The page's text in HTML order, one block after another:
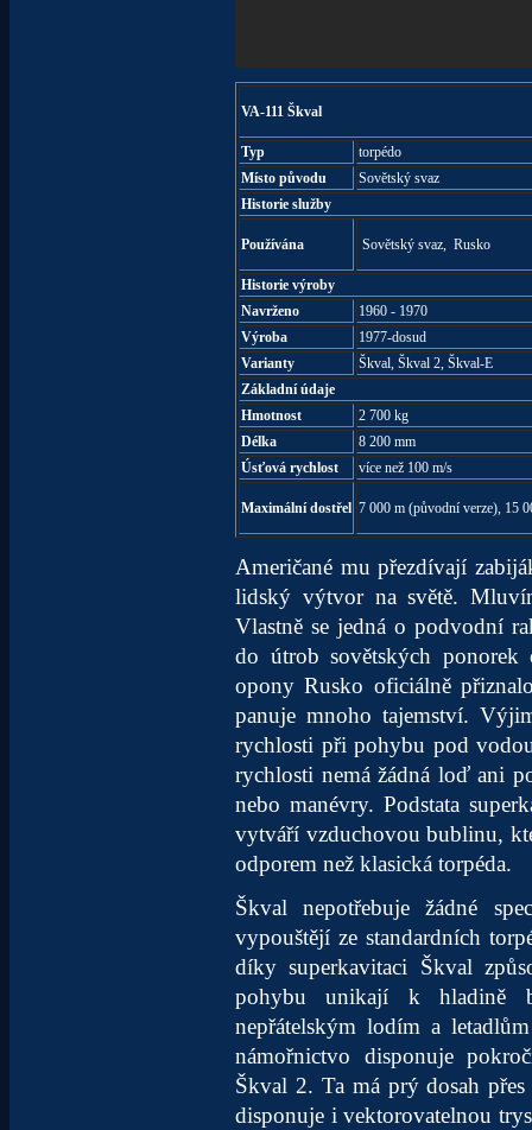
VA-111 Škval
Typ
torpédo
Místo původu
Sovětský svaz
Historie služby
Používána Sovětský svaz, Rusko
Historie výroby
Navrženo
1960 - 1970
Výroba
1977-dosud
Varianty
Škval, Škval 2, Škval-E
Základní údaje
Hmotnost
2 700 kg
Délka
8 200 mm
Úsťová rychlost
více než 100 m/s
Maximální dostřel 7 000 m (původní verze), 15
Američané mu přezdívají
lidský výtvor na světě.
Vlastně se jedná o podvodní
do útrob sovětských
opony Rusko oficiálně
panuje mnoho tajemství.
rychlosti při pohybu pod
rychlosti nemá žádná loď ani
nebo manévry. Podstata
vytváří vzduchovou bublinu,
odporem než klasická torpéda.
Škval nepotřebuje žádné
vypouštějí ze standardních
díky superkavitaci Škval
pohybu unikají k hladině
nepřátelským lodím a
námořnictvo disponuje
Škval 2. Ta má prý dosah
disponuje i vektorovatelnou